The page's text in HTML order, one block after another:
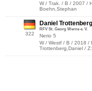
W / Trak. / B / 2007 /
Boehn,Stephan
322
Daniel Trottenberg
RFV St. Georg Werne e. V.
Nerio 5
W / Westf / B / 2018 /
Trottenberg,Daniel /